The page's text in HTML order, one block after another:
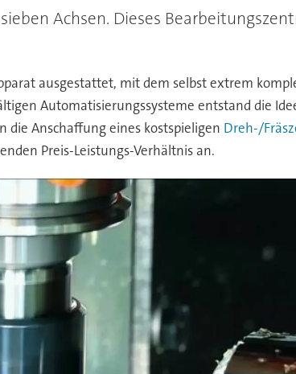
Achsen. Dieses
ausgestattet, mit dem selbst extrem
Automatisierungssysteme entstand die
die Anschaffung eines kostspieligen Dreh-/
Preis-Leistungs-Verhältnis an.